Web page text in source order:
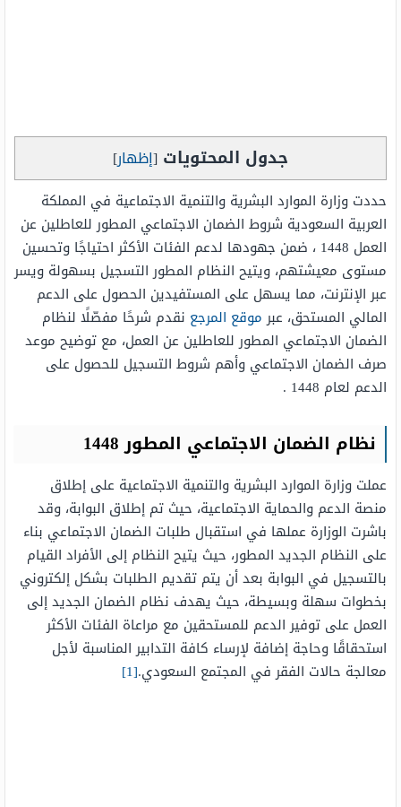
جدول المحتويات [إظهار]
حددت وزارة الموارد البشرية والتنمية الاجتماعية في المملكة
العربية السعودية شروط الضمان الاجتماعي المطور للعاطلين عن
العمل 1448 ، ضمن جهودها لدعم الفئات الأكثر احتياجًا وتحسين
مستوى معيشتهم، ويتيح النظام المطور التسجيل بسهولة ويسر
عبر الإنترنت، مما يسهل على المستفيدين الحصول على الدعم
المالي المستحق، عبرموقع المرجع نقدم شرحًا مفصّلًا لنظام
الضمان الاجتماعي المطور للعاطلين عن العمل، مع توضيح موعد
صرف الضمان الاجتماعي وأهم شروط التسجيل للحصول على
الدعم لعام 1448 .
نظام الضمان الاجتماعي المطور 1448
عملت وزارة الموارد البشرية والتنمية الاجتماعية على إطلاق
منصة الدعم والحماية الاجتماعية، حيث تم إطلاق البوابة، وقد
باشرت الوزارة عملها في استقبال طلبات الضمان الاجتماعي بناء
على النظام الجديد المطور، حيث يتيح النظام إلى الأفراد القيام
بالتسجيل في البوابة بعد أن يتم تقديم الطلبات بشكل إلكتروني
بخطوات سهلة وبسيطة، حيث يهدف نظام الضمان الجديد إلى
العمل على توفير الدعم للمستحقين مع مراعاة الفئات الأكثر
استحقاقًا وحاجة إضافة لإرساء كافة التدابير المناسبة لأجل
معالجة حالات الفقر في المجتمع السعودي.[1]